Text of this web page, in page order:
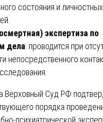
состояния и личностных
экспертиза по
дела: проводится при
непосредственного
Верховный Суд РФ
порядка
психиатрической